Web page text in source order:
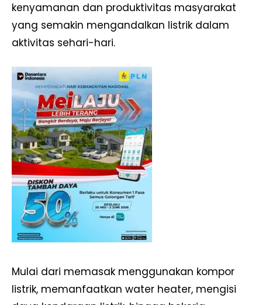
kenyamanan dan produktivitas masyarakat
yang semakin mengandalkan listrik dalam
aktivitas sehari-hari.
Mulai dari memasak menggunakan kompor
listrik, memanfaatkan water heater, mengisi